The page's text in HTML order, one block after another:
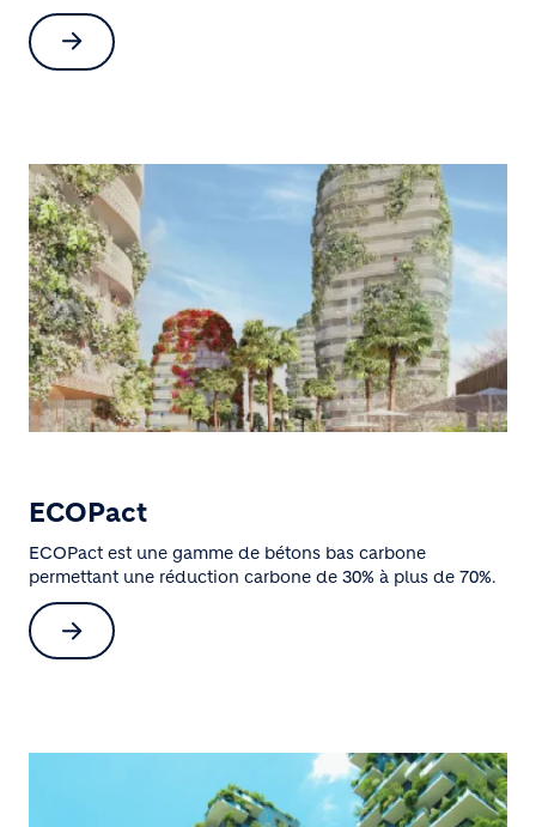
ECOPact
ECOPact est une gamme de bétons bas carbone
permettant une réduction carbone de 30% à plus de 70%.